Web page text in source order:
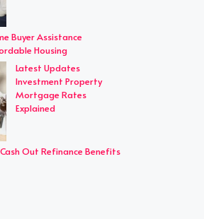
Buyer Assistance
Housing
Latest Updates
Investment Property
Mortgage Rates
Explained
Out Refinance Benefits